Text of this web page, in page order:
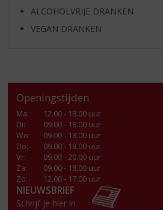
ALCOHOLVRIJE DRANKEN
VEGAN DRANKEN
Openingstijden
Ma:
12.00 - 18.00 uur
Di:
09.00 - 18.00 uur
Wo:
09.00 - 18.00 uur
Do:
09.00 - 18.00 uur
Vr:
09.00 - 20.00 uur
Za:
09.00 - 18.00 uur
Zo:
12.00 - 17.00 uur
NIEUWSBRIEF
Schrijf je hier in